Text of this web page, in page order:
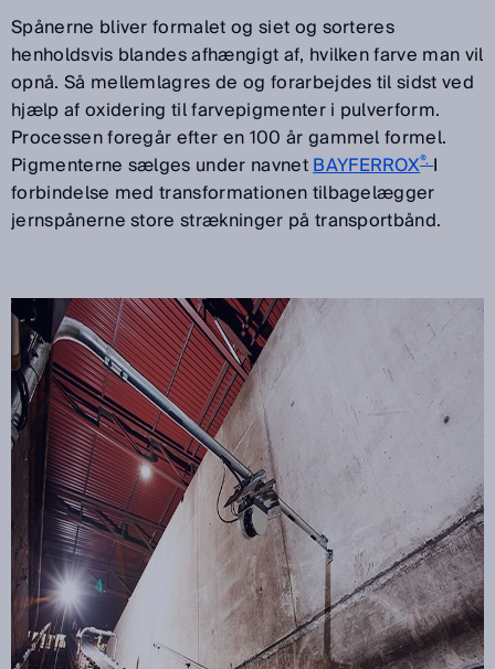
Spånerne bliver formalet og siet og sorteres
henholdsvis blandes afhængigt af, hvilken farve man vil
opnå. Så mellemlagres de og forarbejdes til sidst ved
hjælp af oxidering til farvepigmenter i pulverform.
Processen foregår efter en 100 år gammel formel.
Pigmenterne sælges under navnetBAYFERROX®.I
forbindelse med transformationen tilbagelægger
jernspånerne store strækninger på transportbånd.